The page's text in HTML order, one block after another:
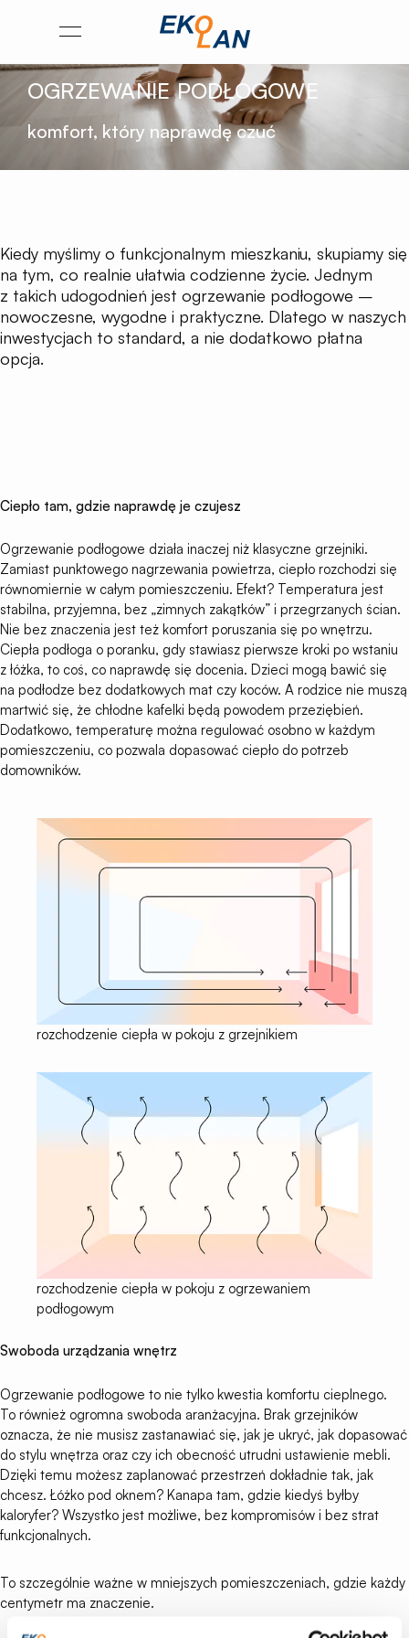
Przejdź
stronę
główną
Ekolan
Otwórz
OGRZEWANIE PODŁOGOWE
komfort, który naprawdę czuć
Kiedy myślimy o funkcjonalnym mieszkaniu, skupiamy się
na tym, co realnie ułatwia codzienne życie. Jednym
z takich udogodnień jest ogrzewanie podłogowe –
nowoczesne, wygodne i praktyczne. Dlatego w naszych
inwestycjach to standard, a nie dodatkowo płatna
opcja.
Ciepło tam, gdzie naprawdę je czujesz
Ogrzewanie podłogowe działa inaczej niż klasyczne grzejniki.
Zamiast punktowego nagrzewania powietrza, ciepło rozchodzi się
równomiernie w całym pomieszczeniu. Efekt? Temperatura jest
stabilna, przyjemna, bez „zimnych zakątków” i przegrzanych ścian.
Nie bez znaczenia jest też komfort poruszania się po wnętrzu.
Ciepła podłoga o poranku, gdy stawiasz pierwsze kroki po wstaniu
z łóżka, to coś, co naprawdę się docenia. Dzieci mogą bawić się
na podłodze bez dodatkowych mat czy koców. A rodzice nie muszą
martwić się, że chłodne kafelki będą powodem przeziębień.
Dodatkowo, temperaturę można regulować osobno w każdym
pomieszczeniu, co pozwala dopasować ciepło do potrzeb
domowników.
rozchodzenie ciepła w pokoju z grzejnikiem
rozchodzenie ciepła w pokoju z ogrzewaniem
podłogowym
Swoboda urządzania wnętrz
Ogrzewanie podłogowe to nie tylko kwestia komfortu cieplnego.
To również ogromna swoboda aranżacyjna. Brak grzejników
oznacza, że nie musisz zastanawiać się, jak je ukryć, jak dopasować
do stylu wnętrza oraz czy ich obecność utrudni ustawienie mebli.
Dzięki temu możesz zaplanować przestrzeń dokładnie tak, jak
chcesz. Łóżko pod oknem? Kanapa tam, gdzie kiedyś byłby
kaloryfer? Wszystko jest możliwe, bez kompromisów i bez strat
funkcjonalnych.
To szczególnie ważne w mniejszych pomieszczeniach, gdzie każdy
centymetr ma znaczenie.